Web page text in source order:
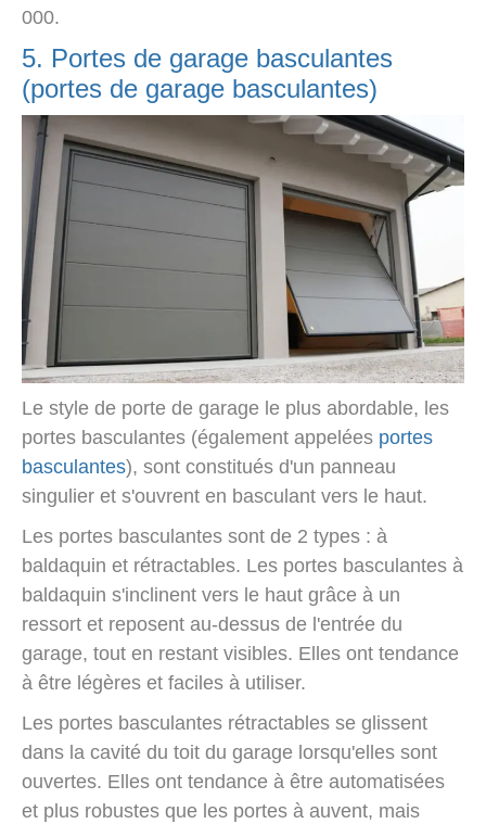
000.
5. Portes de garage basculantes
(portes de garage basculantes)
Le style de porte de garage le plus abordable, les
portes basculantes (également appelées portes
basculantes), sont constitués d'un panneau
singulier et s'ouvrent en basculant vers le haut.
Les portes basculantes sont de 2 types : à
baldaquin et rétractables. Les portes basculantes à
baldaquin s'inclinent vers le haut grâce à un
ressort et reposent au-dessus de l'entrée du
garage, tout en restant visibles. Elles ont tendance
à être légères et faciles à utiliser.
Les portes basculantes rétractables se glissent
dans la cavité du toit du garage lorsqu'elles sont
ouvertes. Elles ont tendance à être automatisées
et plus robustes que les portes à auvent, mais